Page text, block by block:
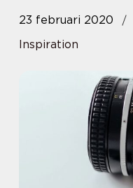
23 februari 2020
Inspiration